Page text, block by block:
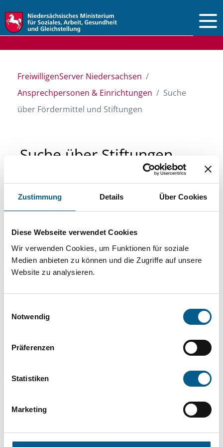
Zustimmung Details Über Cookies
Diese Webseite verwendet Cookies
Wir verwenden Cookies, um Funktionen für soziale
Medien anbieten zu können und die Zugriffe auf unsere
Website zu analysieren.
Notwendig
Präferenzen
Statistiken
Marketing
FreiwilligenServer Niedersachsen
Ansprechpersonen & Einrichtungen
Suche
über Fördermittel und Stiftungen
Suche über Stiftungen
und Fördermittel
Sie suchen finanzielle Unterstützung für ein
Projekt oder ein Vorhaben? Hier können Sie
direkt über unsere Fördermitteldatenbank und
Stiftungsdatenbank recherchieren. Bei der
Suche bitte die Groß- und Kleinschreibung
beachten.
können durch die Wahl von Bereichen oder
Suchen